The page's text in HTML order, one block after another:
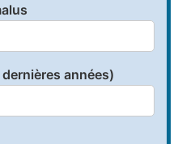
années)